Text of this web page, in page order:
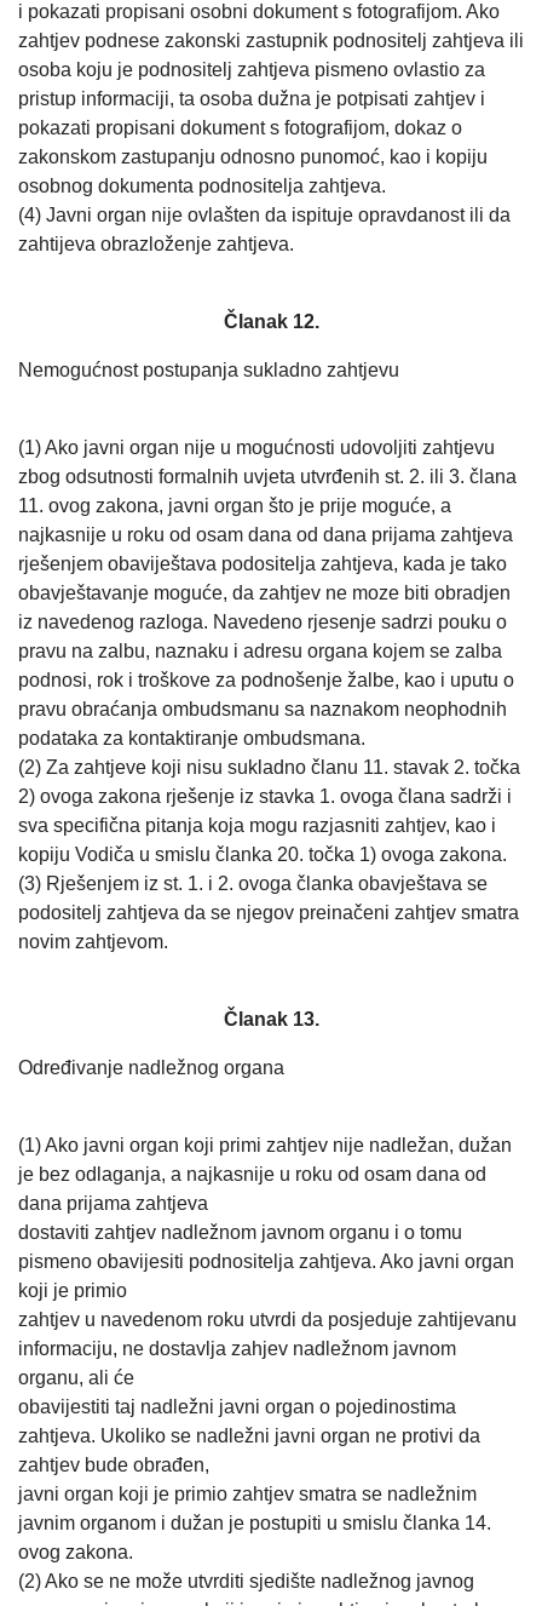
i pokazati propisani osobni dokument s fotografijom. Ako
zahtjev podnese zakonski zastupnik podnositelj zahtjeva ili
osoba koju je podnositelj zahtjeva pismeno ovlastio za
pristup informaciji, ta osoba dužna je potpisati zahtjev i
pokazati propisani dokument s fotografijom, dokaz o
zakonskom zastupanju odnosno punomoć, kao i kopiju
osobnog dokumenta podnositelja zahtjeva.
(4) Javni organ nije ovlašten da ispituje opravdanost ili da
zahtijeva obrazloženje zahtjeva.
Članak 12.
Nemogućnost postupanja sukladno zahtjevu
(1) Ako javni organ nije u mogućnosti udovoljiti zahtjevu
zbog odsutnosti formalnih uvjeta utvrđenih st. 2. ili 3. člana
11. ovog zakona, javni organ što je prije moguće, a
najkasnije u roku od osam dana od dana prijama zahtjeva
rješenjem obaviještava podositelja zahtjeva, kada je tako
obavještavanje moguće, da zahtjev ne moze biti obradjen
iz navedenog razloga. Navedeno rjesenje sadrzi pouku o
pravu na zalbu, naznaku i adresu organa kojem se zalba
podnosi, rok i troškove za podnošenje žalbe, kao i uputu o
pravu obraćanja ombudsmanu sa naznakom neophodnih
podataka za kontaktiranje ombudsmana.
(2) Za zahtjeve koji nisu sukladno članu 11. stavak 2. točka
2) ovoga zakona rješenje iz stavka 1. ovoga člana sadrži i
sva specifična pitanja koja mogu razjasniti zahtjev, kao i
kopiju Vodiča u smislu članka 20. točka 1) ovoga zakona.
(3) Rješenjem iz st. 1. i 2. ovoga članka obavještava se
podositelj zahtjeva da se njegov preinačeni zahtjev smatra
novim zahtjevom.
Članak 13.
Određivanje nadležnog organa
(1) Ako javni organ koji primi zahtjev nije nadležan, dužan
je bez odlaganja, a najkasnije u roku od osam dana od
dana prijama zahtjeva
dostaviti zahtjev nadležnom javnom organu i o tomu
pismeno obavijesiti podnositelja zahtjeva. Ako javni organ
koji je primio
zahtjev u navedenom roku utvrdi da posjeduje zahtijevanu
informaciju, ne dostavlja zahjev nadležnom javnom
organu, ali će
obavijestiti taj nadležni javni organ o pojedinostima
zahtjeva. Ukoliko se nadležni javni organ ne protivi da
zahtjev bude obrađen,
javni organ koji je primio zahtjev smatra se nadležnim
javnim organom i dužan je postupiti u smislu članka 14.
ovog zakona.
(2) Ako se ne može utvrditi sjedište nadležnog javnog